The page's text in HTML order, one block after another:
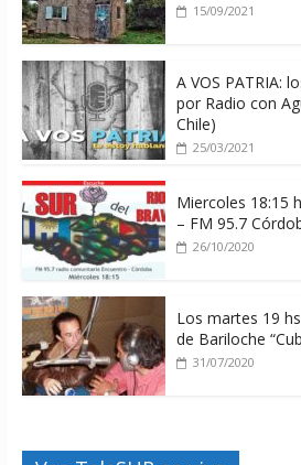
15/09/2021
A VOS PATRIA:
por Radio con
Chile)
25/03/2021
Miercoles 18:15
– FM 95.7
26/10/2020
Los martes 19
de Bariloche
31/07/2020